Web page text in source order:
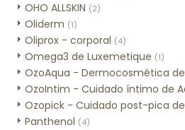
OHO ALLSKIN (2)
Oliderm (1)
Oliprox - corporal (4)
Omega3 de Luxemetique (1)
OzoAqua - Dermocosmética
OzoIntim - Cuidado íntimo de
Ozopick - Cuidado post-pica
Panthenol (4)